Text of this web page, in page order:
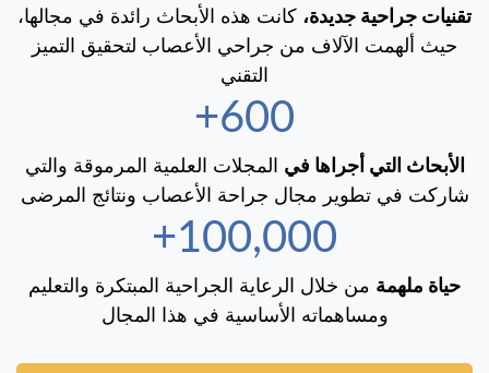
تقنيات جراحية جديدة، كانت هذه الأبحاث رائدة في مجالها،
حيث ألهمت الآلاف من جراحي الأعصاب لتحقيق التميز
التقني
600+
الأبحاث التي أجراها في المجلات العلمية المرموقة والتي
شاركت في تطوير مجال جراحة الأعصاب ونتائج المرضى
100,000+
حياة ملهمة من خلال الرعاية الجراحية المبتكرة والتعليم
ومساهماته الأساسية في هذا المجال